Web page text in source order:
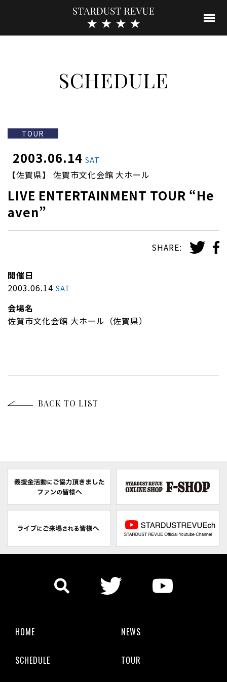
SCHEDULE
TOUR
2003.06.14 SAT
【佐賀県】 佐賀市文化会館 大ホール
LIVE ENTERTAINMENT TOUR “He
aven”
SHARE:
開催日
2003.06.14 SAT
会場名
佐賀市文化会館 大ホール（佐賀県）
BACK TO LIST
HOME NEWS
SCHEDULE TOUR